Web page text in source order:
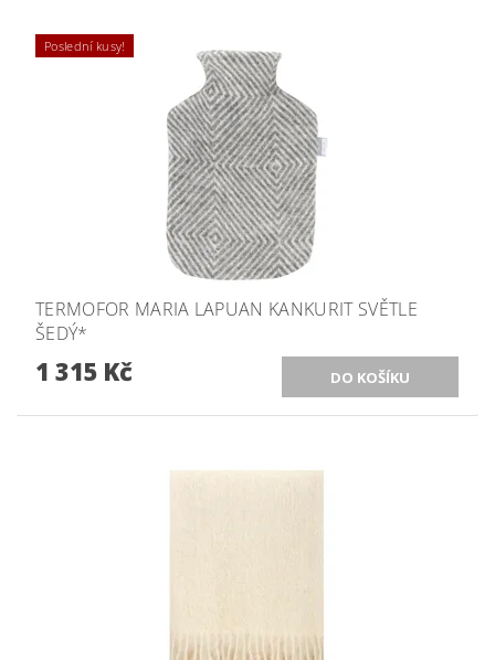
Poslední kusy!
TERMOFOR MARIA LAPUAN KANKURIT SVĚTLE
ŠEDÝ*
1 315 Kč